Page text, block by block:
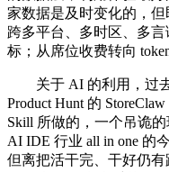
家数据是及时变化的，
跨多平台、多时区、多
标；从席位收费转向
关于 AI 的利用，过去
Product Hunt 的
Skill 所做的，一个吊诡
AI IDE 行业 all in one 的
但离把活干完、干好仍有